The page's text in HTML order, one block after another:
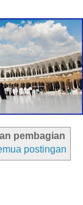
pembagian
postingan